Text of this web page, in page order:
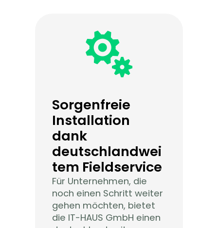

Sorgenfreie
Installation
dank
deutschlandwei
tem Fieldservice
Für Unternehmen, die
noch einen Schritt weiter
gehen möchten, bietet
die IT-HAUS GmbH einen